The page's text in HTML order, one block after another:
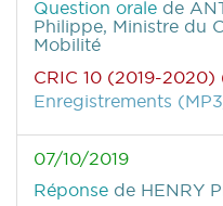
Question orale de
Philippe, Ministre du
Mobilité
CRIC 10 (2019-2020)
Enregistrements
07/10/2019
Réponse de HENRY